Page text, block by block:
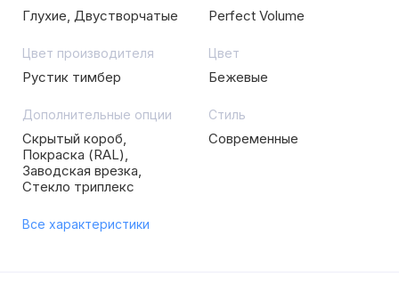
Глухие, Двустворчатые Perfect Volume
Цвет производителя
Рустик тимбер
Цвет
Бежевые
Дополнительные опции
Скрытый короб,
Покраска (RAL),
Заводская врезка,
Стекло триплекс
Стиль
Современные
Все характеристики